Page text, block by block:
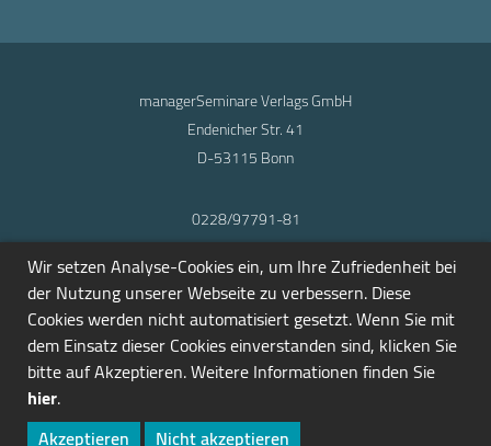
managerSeminare Verlags GmbH
Endenicher Str. 41
D-53115 Bonn
0228/97791-81
info@seminarmarkt.de
© 2001-2026
Wir setzen Analyse-Cookies ein, um Ihre Zufriedenheit bei
der Nutzung unserer Webseite zu verbessern. Diese
Cookies werden nicht automatisiert gesetzt. Wenn Sie mit
dem Einsatz dieser Cookies einverstanden sind, klicken Sie
bitte auf Akzeptieren. Weitere Informationen finden Sie
hier.
Akzeptieren
Nicht akzeptieren